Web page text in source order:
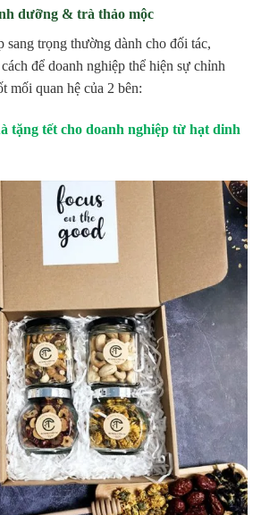
dưỡng & trà thảo mộc
sang trọng thường dành cho đối tác,
để doanh nghiệp thể hiện sự chỉnh
mối quan hệ của 2 bên:
tặng tết cho doanh nghiệp từ hạt dinh